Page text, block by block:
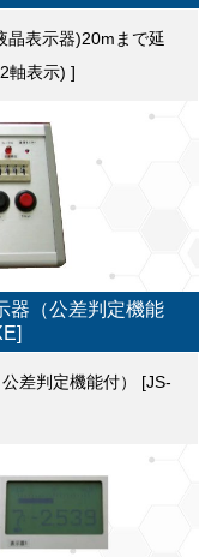
晶表示器)20mまで延
軸表示) ]
器（公差判定機能
判定機能付） [JS-